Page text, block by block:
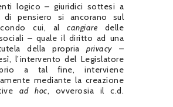
logico – giuridici sottesi a
di pensiero si ancorano sul
cui, al cangiare delle
– quale il diritto ad una
della propriaprivacy –
l’intervento del Legislatore
a tal fine, interviene
mediante la creazione
ad hoc, ovverosia il c.d.